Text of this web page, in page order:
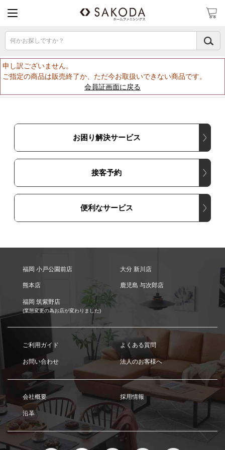
何かお探しですか？
申し訳ございません。
ご指定の商品は販売終了か、ただ今お取扱いできない商品です。
会員証画面に戻る
お困り解決サービス
接客予約
便利なサービス
福岡 小戸公園前店 大分 新川店
熊本店 鹿児島 与次郎店
福岡 筑紫野店
(業態変更の為お店が変わりました)
ご利用ガイド よくある質問
お問い合わせ 法人のお客様へ
会社概要 採用情報
沿革